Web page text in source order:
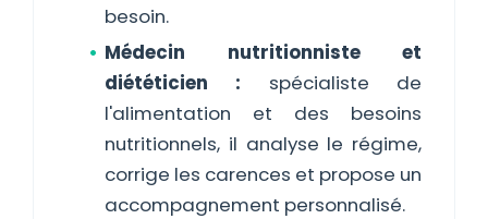
besoin.
Médecin nutritionniste et
diététicien : spécialiste de
l'alimentation et des besoins
nutritionnels, il analyse le régime,
corrige les carences et propose un
accompagnement personnalisé.